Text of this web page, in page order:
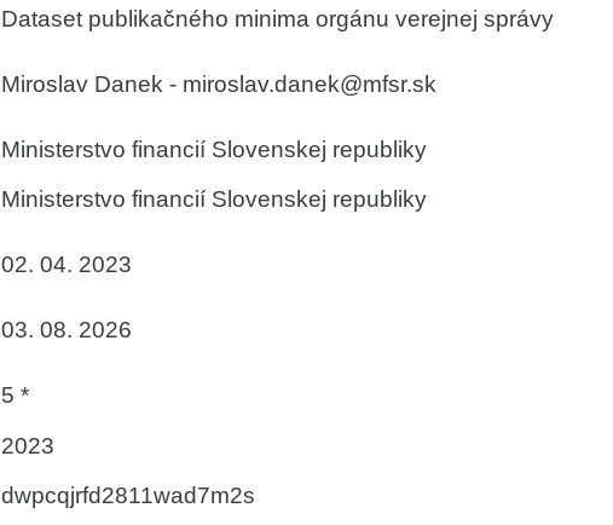
Dataset publikačného minima orgánu verejnej správy
Miroslav Danek - miroslav.danek@mfsr.sk
Ministerstvo financií Slovenskej republiky
Ministerstvo financií Slovenskej republiky
02. 04. 2023
03. 08. 2026
5 *
2023
dwpcqjrfd2811wad7m2s